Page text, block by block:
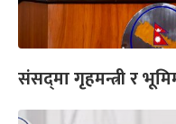
संसद्‌मा गृहमन्त्री र